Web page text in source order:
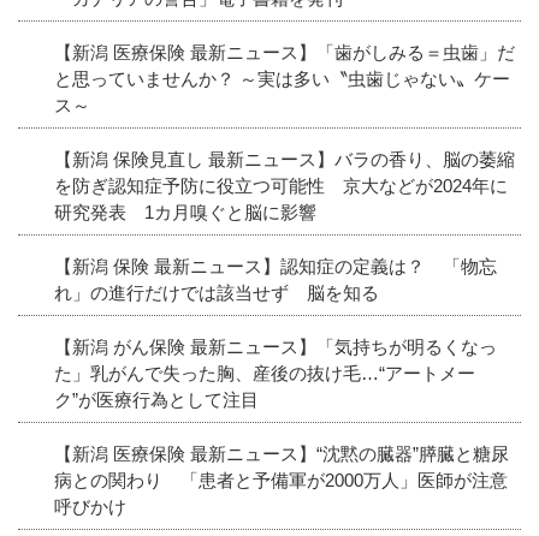
【新潟 医療保険 最新ニュース】「歯がしみる＝虫歯」だ
と思っていませんか？ ～実は多い〝虫歯じゃない〟ケー
ス～
【新潟 保険見直し 最新ニュース】バラの香り、脳の萎縮
を防ぎ認知症予防に役立つ可能性 京大などが2024年に
研究発表 1カ月嗅ぐと脳に影響
【新潟 保険 最新ニュース】認知症の定義は？ 「物忘
れ」の進行だけでは該当せず 脳を知る
【新潟 がん保険 最新ニュース】「気持ちが明るくなっ
た」乳がんで失った胸、産後の抜け毛…“アートメー
ク”が医療行為として注目
【新潟 医療保険 最新ニュース】“沈黙の臓器”膵臓と糖尿
病との関わり 「患者と予備軍が2000万人」医師が注意
呼びかけ